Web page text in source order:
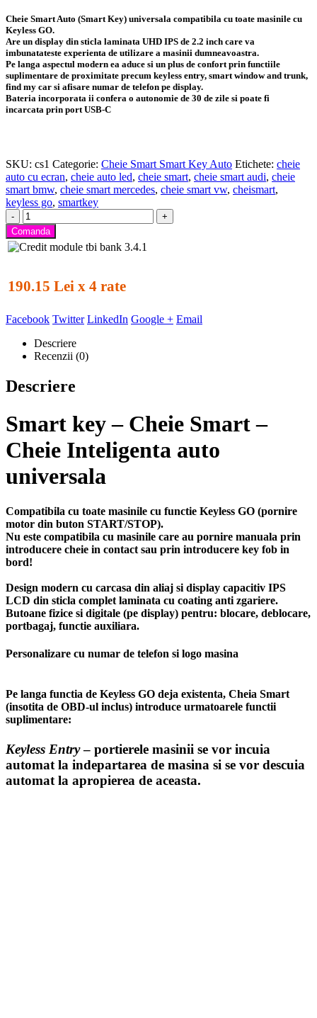
a
899,00 lei.
este:
Cheie Smart Auto (Smart Key) universala compatibila cu toate masinile cu
Keyless GO.
Are un display din sticla laminata UHD IPS de 2.2 inch care va
imbunatateste experienta de utilizare a masinii dumneavoastra.
Pe langa aspectul modern ea aduce si un plus de confort prin functiile
suplimentare de proximitate precum keyless entry, smart window and trunk,
find my car si afisare numar de telefon pe display.
Bateria incorporata ii confera o autonomie de 30 de zile si poate fi
incarcata prin port USB-C
SKU: cs1 Categorie: Cheie Smart Smart Key Auto Etichete: cheie
auto cu ecran, cheie auto led, cheie smart, cheie smart audi, cheie
smart bmw, cheie smart mercedes, cheie smart vw, cheismart,
keyless go, smartkey
-
+
Comanda
190.15 Lei x 4 rate
Facebook Twitter LinkedIn Google + Email
Descriere
Recenzii (0)
Descriere
Smart key– Cheie Smart –
Cheie Inteligenta auto
universala
Compatibila cu toate masinile cu functie Keyless GO (pornire
motor din buton START/STOP).
Nu este compatibila cu masinile care au pornire manuala prin
introducere cheie in contact sau prin introducere key fob in
bord!
Design modern cu carcasa din aliaj si display capacitiv IPS
LCD din sticla complet laminata cu coating anti zgariere.
Butoane fizice si digitale (pe display) pentru: blocare, deblocare,
portbagaj, functie auxiliara.
Personalizare cu numar de telefon si logo masina
Pe langa functia de Keyless GO deja existenta, Cheia Smart
(insotita de OBD-ul inclus) introduce urmatoarele functii
suplimentare:
Keyless Entry– portierele masinii se vor incuia
automat la indepartarea de masina si se vor descuia
automat la apropierea de aceasta.